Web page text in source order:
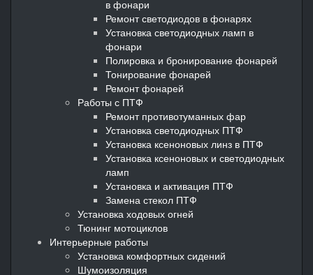
в фонари
Ремонт светодиодов в фонарях
Установка светодиодных ламп в
фонари
Полировка и бронирование фонарей
Тонирование фонарей
Ремонт фонарей
Работы с ПТФ
Ремонт противотуманных фар
Установка светодиодных ПТФ
Установка ксеноновых линз в ПТФ
Установка ксеноновых и светодиодных
ламп
Установка и активация ПТФ
Замена стекол ПТФ
Установка ходовых огней
Тюнинг мотоциклов
Интерьерные работы
Установка комфортных сидений
Шумоизоляция